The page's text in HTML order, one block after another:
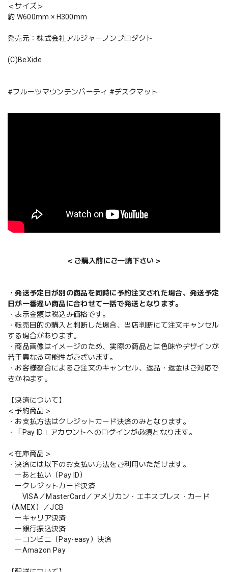
＜サイズ＞
約 W600mm × H300mm
発売元：株式会社アルジャーノンプロダクト
(C)BeXide
#フルーツマウンテンパーティ #デスクマット
＜ご購入前にご一読下さい＞
・発送予定日が別の商品を同時に予約注文された場合、発送予定
日が一番遅い商品に合わせて一括で発送となります。
・表示金額は税込み価格です。
・転売目的の購入と判断した場合、当店判断にて注文キャンセル
する場合があります。
・商品画像はイメージのため、実際の商品とは色味やデザインが
若干異なる可能性がございます。
・お客様都合によるご注文のキャンセル、返品・返金はご対応で
きかねます。
【決済について】
＜予約商品＞
・お支払方法はクレジットカード決済のみとなります。
・「Pay ID」アカウントへのログインが必須となります。
＜在庫商品＞
・決済には以下のお支払い方法をご利用いただけます。
ーあと払い（Pay ID）
ークレジットカード決済
VISA／MasterCard／アメリカン・エキスプレス・カード
（AMEX）／JCB
ーキャリア決済
ー銀行振込決済
ーコンビニ（Pay-easy）決済
ーAmazon Pay